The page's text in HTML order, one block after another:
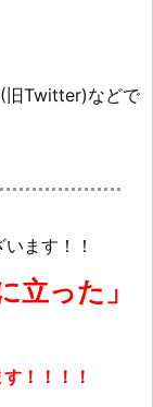
旧Twitter)などで
ます！！
立った」
！！！！